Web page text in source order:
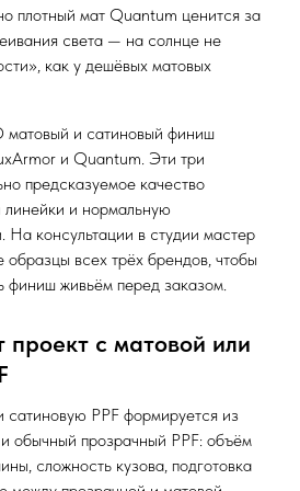
плотный мат Quantum ценится за
света — на солнце не
как у дешёвых матовых
матовый и сатиновый финиш
и Quantum. Эти три
предсказуемое качество
линейки и нормальную
На консультации в студии мастер
образцы всех трёх брендов, чтобы
финиш живьём перед заказом.
проект с матовой или
PPF формируется из
обычный прозрачный PPF: объём
сложность кузова, подготовка